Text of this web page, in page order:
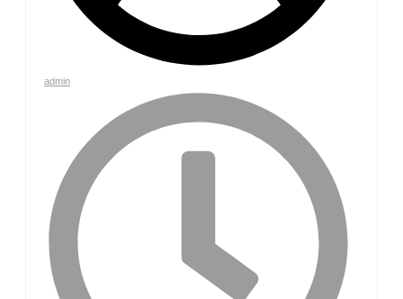
admin